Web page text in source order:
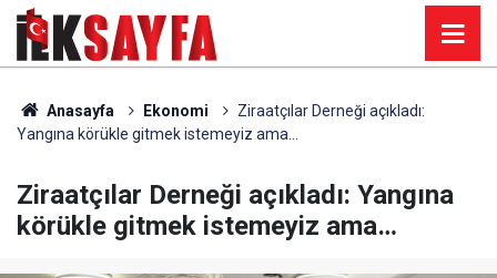
Anasayfa Ekonomi
Ziraatçılar Derneği açıkladı:
Yangına körükle gitmek istemeyiz ama…
Ziraatçılar Derneği açıkladı: Yangına
körükle gitmek istemeyiz ama…